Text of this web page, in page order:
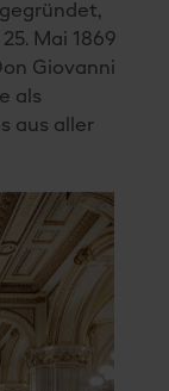
Mai 1869
Giovanni
als
aus aller